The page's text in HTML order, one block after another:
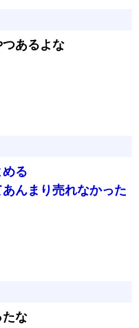
あるよな
る
んまり売れなかった
たな